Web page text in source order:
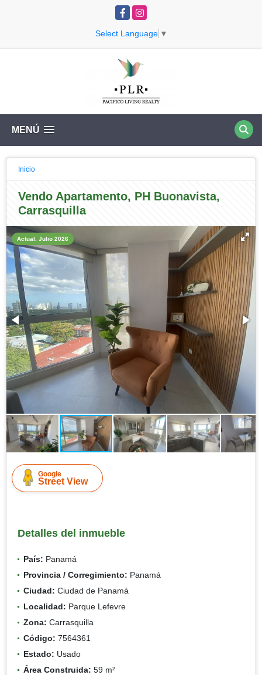
FacebookInstagram
Select Language ▼
MENÚ
Inicio
Vendo Apartamento, PH Buonavista,
Carrasquilla
Actual. Julio 2026
Google
Street View
Detalles del inmueble
País: Panamá
Provincia / Corregimiento: Panamá
Ciudad: Ciudad de Panamá
Localidad: Parque Lefevre
Zona: Carrasquilla
Código: 7564361
Estado: Usado
Área Construida: 59 m²